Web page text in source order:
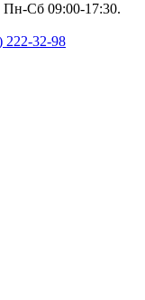
Пн-Сб 09:00-17:30.
222-32-98